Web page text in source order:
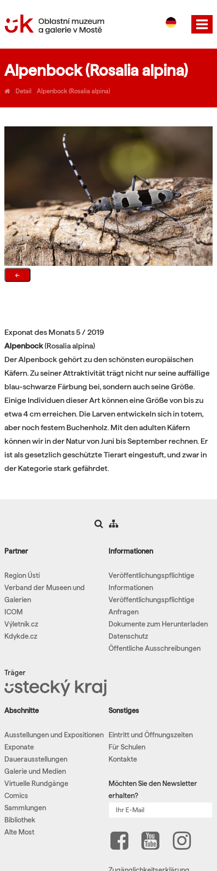
EN
Alpenbock (Rosalia alpina)
› Detail › Alpenbock (Rosalia alpina)
←
Exponat des Monats 5 / 2019
Alpenbock(Rosalia alpina)
Der Alpenbock gehört zu den schönsten europäischen
Käfern. Zu seiner Attraktivität trägt nicht nur seine auffällige
blau-schwarze Färbung bei, sondern auch seine Größe.
Einige Individuen dieser Art können eine Größe von bis zu
etwa 4 cm erreichen. Die Larven entwickeln sich in totem,
aber noch festem Buchenholz. Mit den adulten Käfern
können wir in der Natur von Juni bis September rechnen. Er
ist als gesetzlich geschützte Tierart eingestuft, und zwar in
der Kategorie stark gefährdet.
Partner
Region Ústí
Verband der Museen und
Galerien
ICOM
Výletník.cz
Kdykde.cz
Träger
Informationen
Veröffentlichungspflichtige
Informationen
Veröffentlichungspflichtige
Anfragen
Dokumente zum Herunterladen
Datenschutz
Öffentliche Ausschreibungen
Abschnitte
Ausstellungen und Expositionen
Exponate
Dauerausstellungen
Galerie und Medien
Virtuelle Rundgänge
Comics
Sammlungen
Bibliothek
Alte Most
Sonstiges
Eintritt und Öffnungszeiten
Für Schulen
Kontakte
Möchten Sie den Newsletter
erhalten?